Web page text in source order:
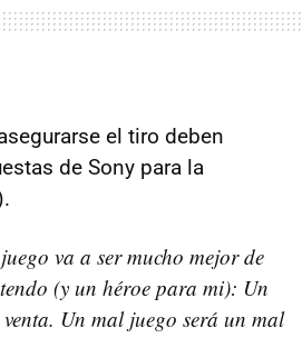
el tiro deben
de Sony para la
va a ser mucho mejor de
(y un héroe para mi): Un
Un mal juego será un mal